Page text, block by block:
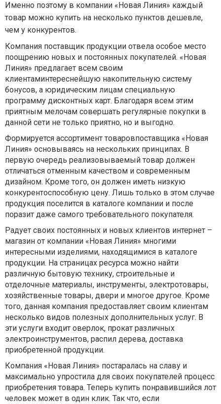
Именно поэтому в компании «Новая Линия» каждый
товар можно купить на несколько пунктов дешевле,
чем у конкурентов.
Компания поставщик продукции отвела особое место
поощрению новых и постоянных покупателей. «Новая
Линия» предлагает всем своим
клиентаминтереснейшую накопительную систему
бонусов, а юридическим лицам специальную
программу дисконтных карт. Благодаря всем этим
приятным мелочам совершать регулярные покупки в
данной сети не только приятно, но и выгодно.
Формируется ассортимент товаровпоставщика «Новая
Линия» основываясь на нескольких принципах. В
первую очередь реализовываемый товар должен
отличаться отменным качеством и современным
дизайном. Кроме того, он должен иметь низкую
конкурентоспособную цену. Лишь только в этом случае
продукция поселится в каталоге компании и после
поразит даже самого требовательного покупателя.
Радует своих постоянных и новых клиентов интернет –
магазин от компании «Новая Линия» многими
интересными изделиями, находящимися в каталоге
продукции. На страницах ресурса можно найти
различную бытовую технику, строительные и
отделочные материалы, инструменты, электротовары,
хозяйственные товары, двери и многое другое. Кроме
того, данная компания предоставляет своим клиентам
несколько видов полезных дополнительных услуг. В
эти услуги входит оверлок, прокат различных
электроинструментов, распил дерева, доставка
приобретенной продукции.
Компания «Новая Линия» постаралась на славу и
максимально упростила для своих покупателей процесс
приобретения товара. Теперь купить понравившийся лот
человек может в один клик. Так что, если